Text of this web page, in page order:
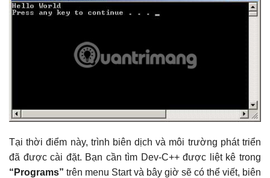
Tại thời điểm này, trình biên dịch và môi trường phát triển
đã được cài đặt. Bạn cần tìm Dev-C++ được liệt kê trong
“Programs” trên menu Start và bây giờ sẽ có thể viết, biên